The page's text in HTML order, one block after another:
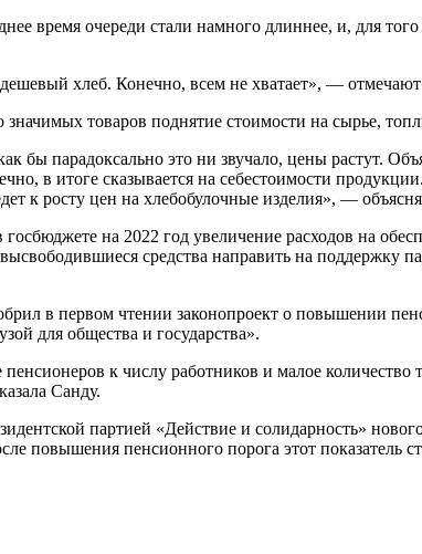
время очереди стали намного длиннее, и, для
хлеб. Конечно, всем не хватает», —
товаров поднятие стоимости на сырье,
бы парадоксально это ни звучало, цены растут.
в итоге сказывается на себестоимости
к росту цен на хлебобулочные изделия», —
на 2022 год увеличение расходов на
средства направить на поддержку
в первом чтении законопроект о повышении
для общества и государства».
к числу работников и малое количество
Санду.
партией «Действие и солидарность»
повышения пенсионного порога этот показатель